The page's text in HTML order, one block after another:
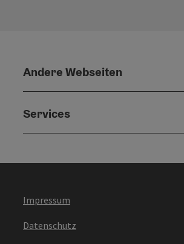
Andere Webseiten
Services
Impressum
Datenschutz